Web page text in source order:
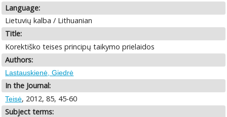
Language:
Lietuvių kalba / Lithuanian
Title:
Korektiško teises principų taikymo prielaidos
Authors:
Lastauskienė, Giedrė
In the Journal:
Teisė, 2012, 85, 45-60
Subject terms: